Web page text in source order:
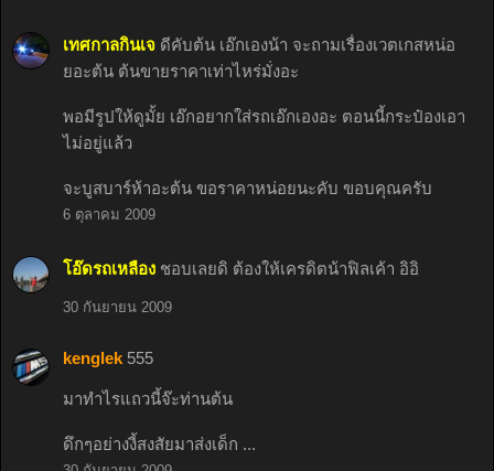
เทศกาลกินเจ ดีคับต้น เอ๊กเองน้า จะถามเรื่องเวตเกสหน่อ
ยอะต้น ต้นขายราคาเท่าไหร่มั่งอะ
พอมีรูปให้ดูมั้ย เอ๊กอยากใส่รถเอ๊กเองอะ ตอนนี้กระป๋องเอา
ไม่อยู่แล้ว
จะบูสบาร์ห้าอะต้น ขอราคาหน่อยนะคับ ขอบคุณครับ
6 ตุลาคม 2009
โอ๊ดรถเหลือง ชอบเลยดิ ต้องให้เครดิตน้าฟิลเค้า อิอิ
30 กันยายน 2009
kenglek 555
มาทำไรแถวนี้จ๊ะท่านต้น
ดึกๆอย่างงี้สงสัยมาส่งเด็ก ...